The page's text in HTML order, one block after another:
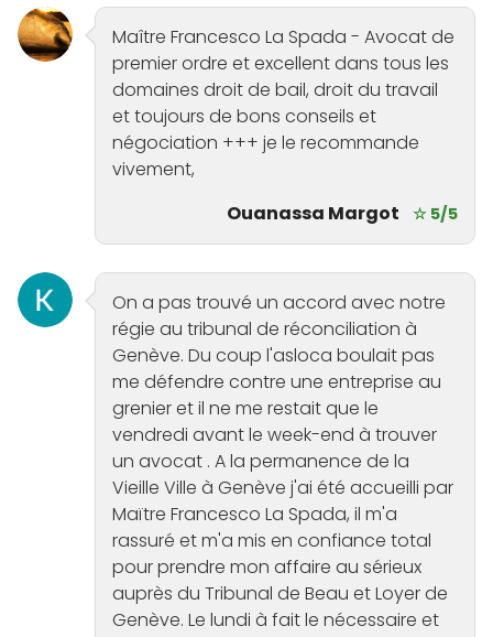
Maître Francesco La Spada - Avocat de
premier ordre et excellent dans tous les
domaines droit de bail, droit du travail
et toujours de bons conseils et
négociation +++ je le recommande
vivement,
Ouanassa Margot
☆ 5/5
On a pas trouvé un accord avec notre
régie au tribunal de réconciliation à
Genève. Du coup l'asloca boulait pas
me défendre contre une entreprise au
grenier et il ne me restait que le
vendredi avant le week-end à trouver
un avocat . A la permanence de la
Vieille Ville à Genève j'ai été accueilli par
Maïtre Francesco La Spada, il m'a
rassuré et m'a mis en confiance total
pour prendre mon affaire au sérieux
auprès du Tribunal de Beau et Loyer de
Genève. Le lundi à fait le nécessaire et